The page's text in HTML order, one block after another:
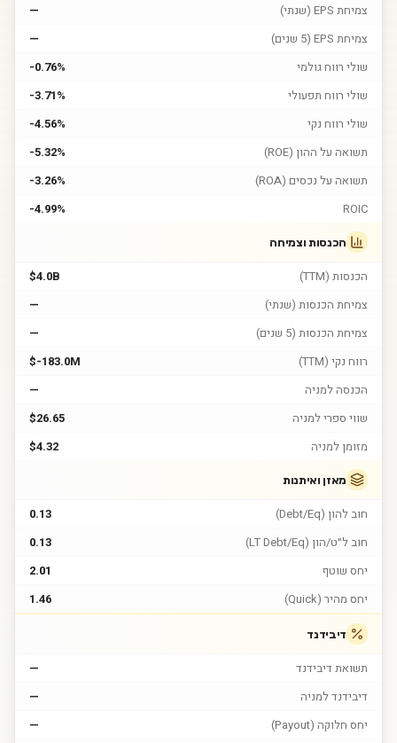
צמיחת EPS (שנתי)
—
צמיחת EPS (5 שנים)
—
שולי רווח גולמי
-0.76%
שולי רווח תפעולי
-3.71%
שולי רווח נקי
-4.56%
תשואה על ההון (ROE)
-5.32%
תשואה על נכסים (ROA)
-3.26%
ROIC
-4.99%
הכנסות וצמיחה
הכנסות (TTM)
$4.0B
צמיחת הכנסות (שנתי)
—
צמיחת הכנסות (5 שנים)
—
רווח נקי (TTM)
$-183.0M
הכנסה למניה
—
שווי ספרי למניה
$26.65
מזומן למניה
$4.32
מאזן ואיתנות
חוב להון (Debt/Eq)
0.13
חוב ל״ט/הון (LT Debt/Eq)
0.13
יחס שוטף
2.01
יחס מהיר (Quick)
1.46
דיבידנד
תשואת דיבידנד
—
דיבידנד למניה
—
יחס חלוקה (Payout)
—